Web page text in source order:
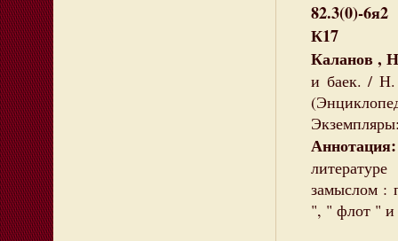
82.3(0)-6я2
К17
Каланов ,
и баек. /
Аннотация:
замыслом :
", " флот " и